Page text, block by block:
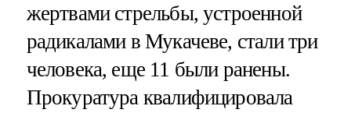
жертвами стрельбы, устроенной
радикалами в Мукачеве, стали три
человека, еще 11 были ранены.
Прокуратура квалифицировала